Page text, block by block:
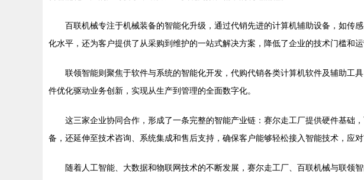
百联机械专注于机械装备的智能化升级，通过代销先进的计算机辅助设备，如传
化水平，还为客户提供了从采购到维护的一站式解决方案，降低了企业的技术门槛和运
联领智能则聚焦于软件与系统的智能化开发，代购代销各类计算机软件及辅助工
件优化驱动业务创新，实现从生产到管理的全面数字化。
这三家企业协同合作，形成了一条完整的智能产业链：赛尔走工厂提供硬件基础
备，还延伸至技术咨询、系统集成和售后支持，确保客户能够轻松接入智能技术，应对
随着人工智能、大数据和物联网技术的不断发展，赛尔走工厂、百联机械与联